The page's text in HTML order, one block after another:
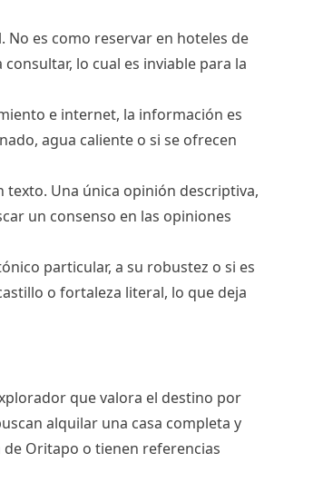
No es como reservar en hoteles de
lo cual es inviable para la
e internet, la información es
agua caliente o si se ofrecen
texto. Una única opinión descriptiva,
un consenso en las opiniones
particular, a su robustez o si es
o fortaleza literal, lo que deja
que valora el destino por
alquilar una casa completa y
Oritapo o tienen referencias